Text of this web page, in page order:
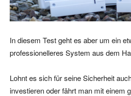
In diesem Test geht es aber um ein
professionelleres System aus dem
Lohnt es sich für seine Sicherheit
investieren oder fährt man mit einem